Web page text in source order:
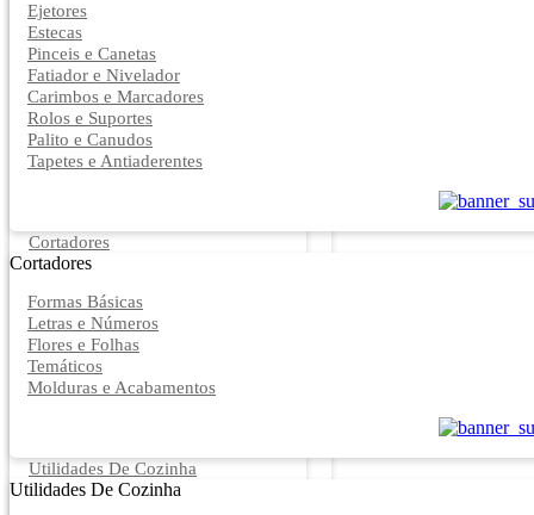
Ejetores
Estecas
Pinceis e Canetas
Fatiador e Nivelador
Carimbos e Marcadores
Rolos e Suportes
Palito e Canudos
Tapetes e Antiaderentes
Cortadores
Cortadores
Formas Básicas
Letras e Números
Flores e Folhas
Temáticos
Molduras e Acabamentos
Utilidades De Cozinha
Utilidades De Cozinha